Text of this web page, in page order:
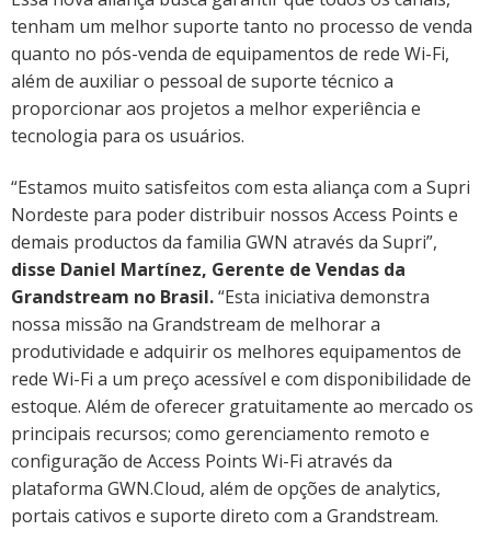
tenham um melhor suporte tanto no processo de venda
quanto no pós-venda de equipamentos de rede Wi-Fi,
além de auxiliar o pessoal de suporte técnico a
proporcionar aos projetos a melhor experiência e
tecnologia para os usuários.
“Estamos muito satisfeitos com esta aliança com a Supri
Nordeste para poder distribuir nossos Access Points e
demais productos da familia GWN através da Supri”,
disse Daniel Martínez, Gerente de Vendas da
Grandstream no Brasil.“Esta iniciativa demonstra
nossa missão na Grandstream de melhorar a
produtividade e adquirir os melhores equipamentos de
rede Wi-Fi a um preço acessível e com disponibilidade de
estoque. Além de oferecer gratuitamente ao mercado os
principais recursos; como gerenciamento remoto e
configuração de Access Points Wi-Fi através da
plataforma GWN.Cloud, além de opções de analytics,
portais cativos e suporte direto com a Grandstream.